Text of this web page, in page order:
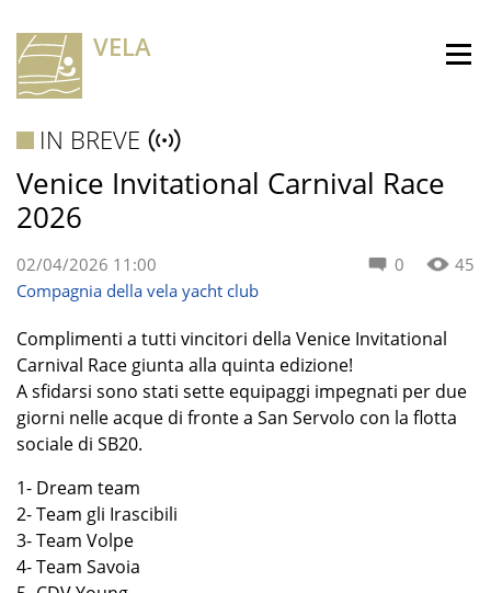
VELA
IN BREVE
Venice Invitational Carnival Race
2026
0 45
02/04/2026 11:00
Compagnia della vela yacht club
Complimenti a tutti vincitori della Venice Invitational
Carnival Race giunta alla quinta edizione!
A sfidarsi sono stati sette equipaggi impegnati per due
giorni nelle acque di fronte a San Servolo con la flotta
sociale di SB20.
1- Dream team
2- Team gli Irascibili
3- Team Volpe
4- Team Savoia